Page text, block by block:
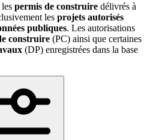
permis de construire délivrés à
les projets autorisés
publiques. Les autorisations
construire (PC) ainsi que certaines
(DP) enregistrées dans la base